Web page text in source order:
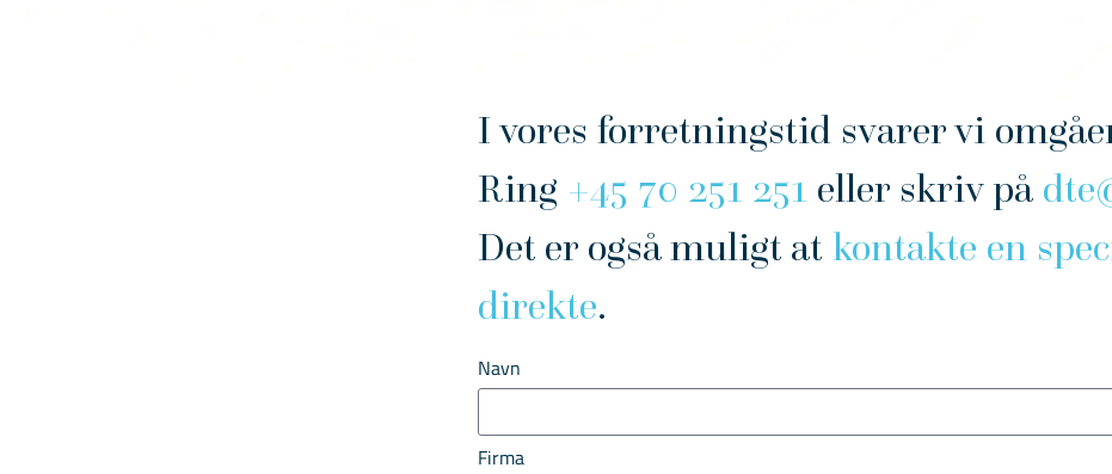
I vores forretningstid svarer vi
Ring +45 70 251 251 eller skriv på
Det er også muligt at kontakte en
direkte.
Navn
Firma